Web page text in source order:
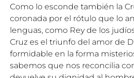
Como lo esconde también la
coronada por el rótulo que lo
lenguas, como Rey de los
Cruz es el triunfo del amor de
formidable en la forma
sabemos que nos reconcilia